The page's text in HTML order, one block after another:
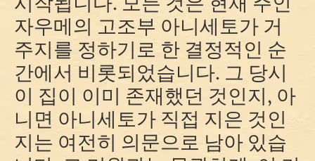
자우메의 고조부 아니세토가 거
주지를 정하기로 한 결정적인 순
간에서 비롯되었습니다. 그 당시
이 집이 이미 존재했던 것인지, 아
니면 아니세토가 직접 지은 것인
지는 여전히 의문으로 남아 있습